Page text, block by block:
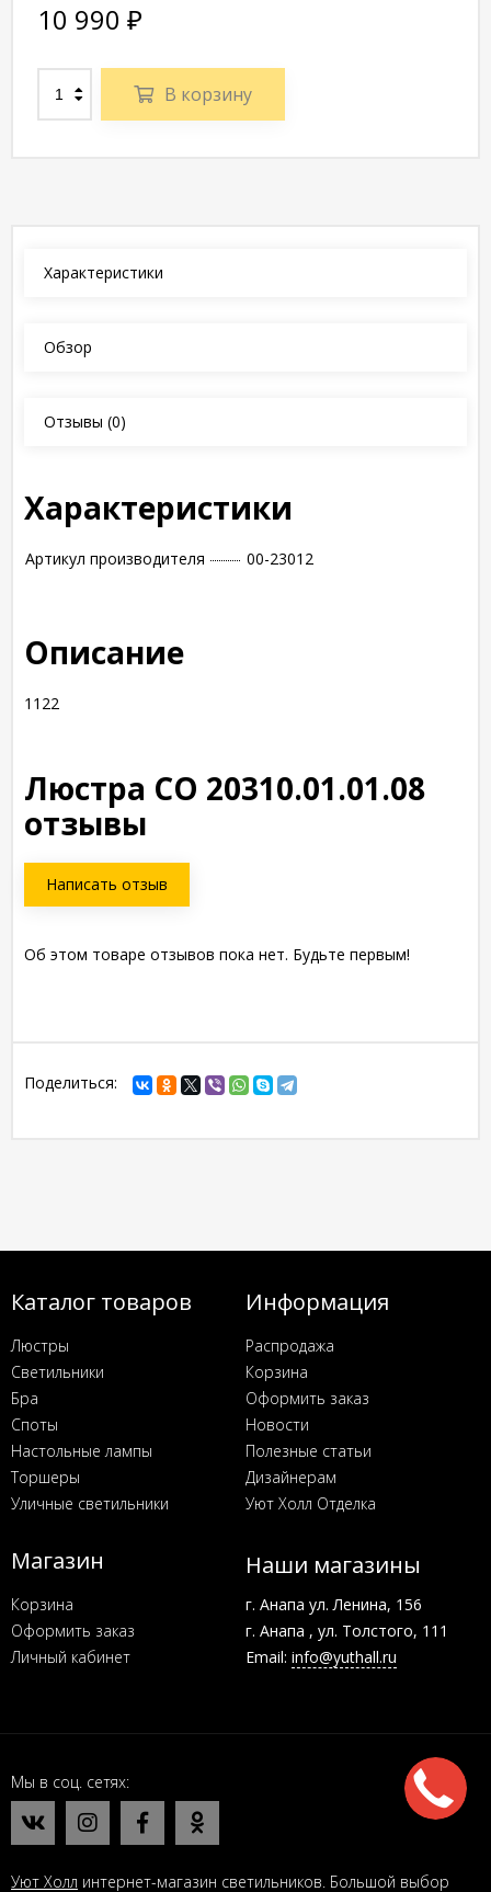
10 990 ₽
В корзину
Характеристики
Обзор
Отзывы (0)
Характеристики
Артикул производителя 00-23012
Описание
1122
Люстра СО 20310.01.01.08
отзывы
Написать отзыв
Об этом товаре отзывов пока нет. Будьте первым!
Поделиться:
Каталог товаров
Люстры
Светильники
Бра
Споты
Настольные лампы
Торшеры
Уличные светильники
Информация
Распродажа
Корзина
Оформить заказ
Новости
Полезные статьи
Дизайнерам
Уют Холл Отделка
Магазин
Корзина
Оформить заказ
Личный кабинет
Наши магазины
г. Анапа ул. Ленина, 156
г. Анапа , ул. Толстого, 111
Email: info@yuthall.ru
Мы в соц. сетях
Уют Холл интернет-магазин светильников. Большой выбор